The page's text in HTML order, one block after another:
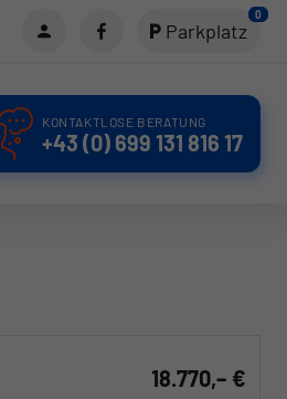
Parkplatz
0
KONTAKTLOSE BERATUNG
+43 (0) 699 131 816 17
18.770,– €